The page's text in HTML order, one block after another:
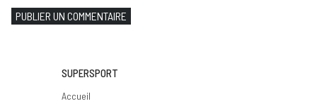
PUBLIER UN COMMENTAIRE
SUPERSPORT
Accueil